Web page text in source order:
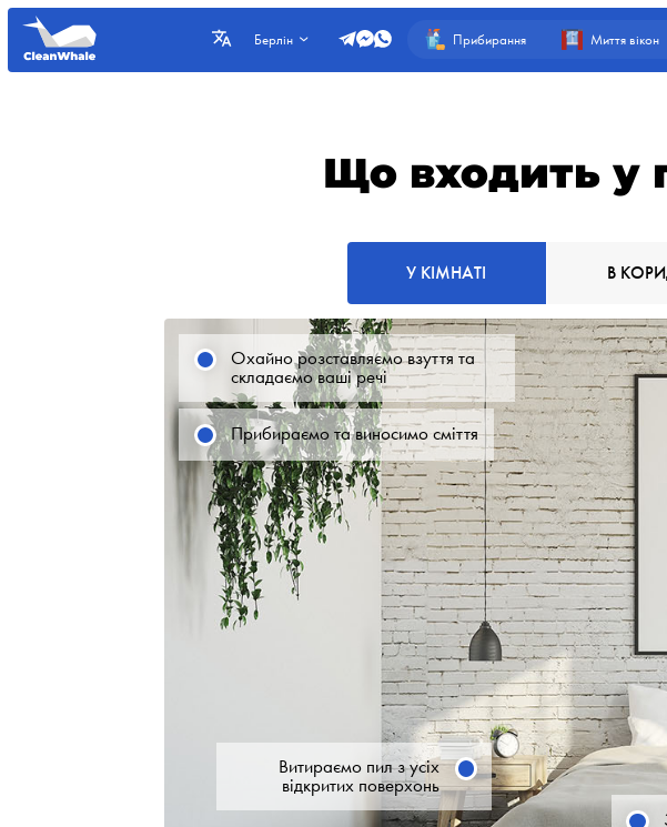
Берлін Прибирання Миття вікон
Що входить у
У КІМНАТІ В
Витираємо пил з усіх
відкритих поверхонь
Охайно розставляємо взуття та
складаємо ваші речі
Прибираємо та виносимо сміття